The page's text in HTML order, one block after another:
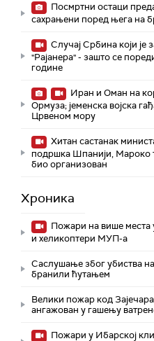
Посмртни остаци
сахрањени поред њега на
Случај Србина који је
"Рајанера" - зашто се
године
Иран и Оман на
Ормуза; jеменска војска
Црвеном мору
Хитан састанак
подршка Шпанији, Мароко
био организован
Хроника
Пожари на више места
и хеликоптери МУП-а
Саслушање због убиства
бранили ћутањем
Велики пожар код
ангажован у гашењу
Пожари у Ибарској